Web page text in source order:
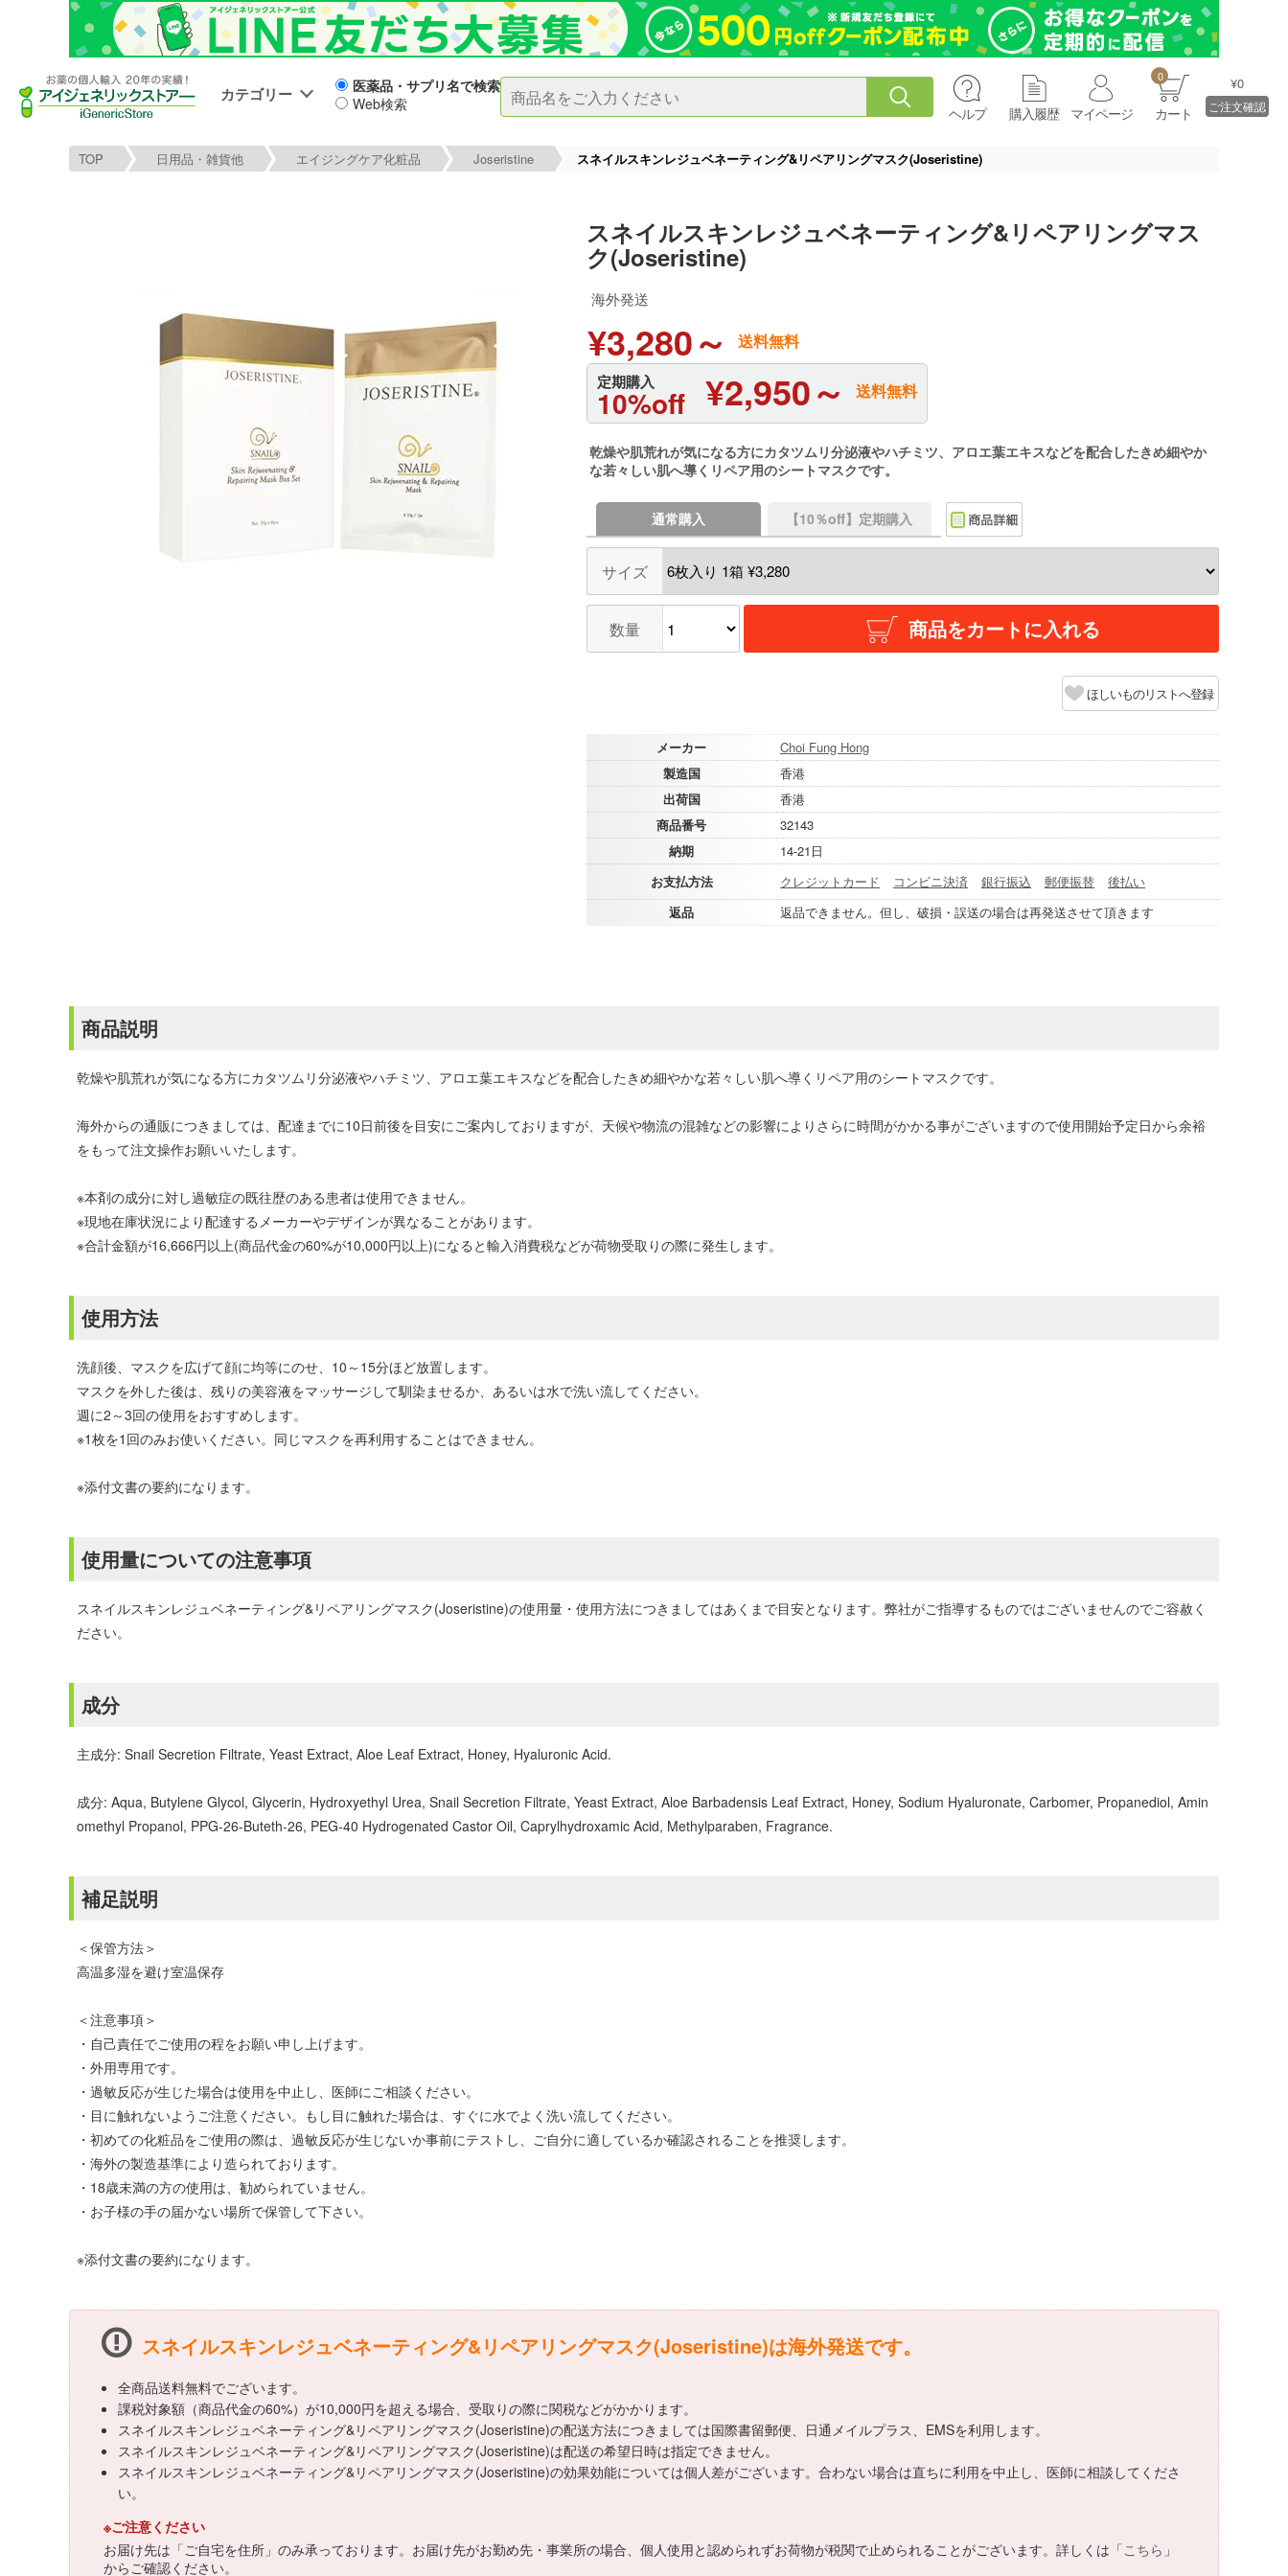
カテゴリー
医薬品・サプリ名で検索
Web検索
ヘルプ 購入履歴 マイページ
0
カート
¥0
ご注文確認
TOP 日用品・雑貨他 エイジングケア化粧品 Joseristine スネイルスキンレジュベネーティング&リペアリングマスク(Joseristine)
スネイルスキンレジュベネーティング&リペアリングマス
ク(Joseristine)
海外発送
¥3,280～ 送料無料
定期購入
10%off ¥2,950～ 送料無料
乾燥や肌荒れが気になる方にカタツムリ分泌液やハチミツ、アロエ葉エキスなどを配合したきめ細やか
な若々しい肌へ導くリペア用のシートマスクです。
通常購入 【10％off】定期購入
サイズ
数量 商品をカートに入れる
ほしいものリストへ登録
メーカー
Choi Fung Hong
製造国
香港
出荷国
香港
商品番号
32143
納期
14-21日
お支払方法
クレジットカード コンビニ決済 銀行振込 郵便振替
後払い
返品
返品できません。但し、破損・誤送の場合は再発送させて頂きます
商品説明
乾燥や肌荒れが気になる方にカタツムリ分泌液やハチミツ、アロエ葉エキスなどを配合したきめ細やかな若々しい肌へ導くリペア用のシートマスクです。
海外からの通販につきましては、配達までに10日前後を目安にご案内しておりますが、天候や物流の混雑などの影響によりさらに時間がかかる事がございますので使用開始予定日から余裕
をもって注文操作お願いいたします。
※本剤の成分に対し過敏症の既往歴のある患者は使用できません。
※現地在庫状況により配達するメーカーやデザインが異なることがあります。
※合計金額が16,666円以上(商品代金の60%が10,000円以上)になると輸入消費税などが荷物受取りの際に発生します。
使用方法
洗顔後、マスクを広げて顔に均等にのせ、10～15分ほど放置します。
マスクを外した後は、残りの美容液をマッサージして馴染ませるか、あるいは水で洗い流してください。
週に2～3回の使用をおすすめします。
※1枚を1回のみお使いください。同じマスクを再利用することはできません。
※添付文書の要約になります。
使用量についての注意事項
スネイルスキンレジュベネーティング&リペアリングマスク(Joseristine)の使用量・使用方法につきましてはあくまで目安となります。弊社がご指導するものではございませんのでご容赦く
ださい。
成分
主成分: Snail Secretion Filtrate, Yeast Extract, Aloe Leaf Extract, Honey, Hyaluronic Acid.
成分: Aqua, Butylene Glycol, Glycerin, Hydroxyethyl Urea, Snail Secretion Filtrate, Yeast Extract, Aloe Barbadensis Leaf Extract, Honey, Sodium Hyaluronate, Carbomer, Propanediol, Amin
omethyl Propanol, PPG-26-Buteth-26, PEG-40 Hydrogenated Castor Oil, Caprylhydroxamic Acid, Methylparaben, Fragrance.
補足説明
＜保管方法＞
高温多湿を避け室温保存
＜注意事項＞
・自己責任でご使用の程をお願い申し上げます。
・外用専用です。
・過敏反応が生じた場合は使用を中止し、医師にご相談ください。
・目に触れないようご注意ください。もし目に触れた場合は、すぐに水でよく洗い流してください。
・初めての化粧品をご使用の際は、過敏反応が生じないか事前にテストし、ご自分に適しているか確認されることを推奨します。
・海外の製造基準により造られております。
・18歳未満の方の使用は、勧められていません。
・お子様の手の届かない場所で保管して下さい。
※添付文書の要約になります。
スネイルスキンレジュベネーティング&リペアリングマスク(Joseristine)は海外発送です。
全商品送料無料でございます。
課税対象額（商品代金の60%）が10,000円を超える場合、受取りの際に関税などがかかります。
スネイルスキンレジュベネーティング&リペアリングマスク(Joseristine)の配送方法につきましては国際書留郵便、日通メイルプラス、EMSを利用します。
スネイルスキンレジュベネーティング&リペアリングマスク(Joseristine)は配送の希望日時は指定できません。
スネイルスキンレジュベネーティング&リペアリングマスク(Joseristine)の効果効能については個人差がございます。合わない場合は直ちに利用を中止し、医師に相談してくださ
い。
※ご注意ください
お届け先は「ご自宅を住所」のみ承っております。お届け先がお勤め先・事業所の場合、個人使用と認められずお荷物が税関で止められることがございます。詳しくは「こちら 」
からご確認ください。